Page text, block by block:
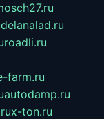
delanalad.ru
roadli.ru
farm.ru
autodamp.ru
x-ton.ru